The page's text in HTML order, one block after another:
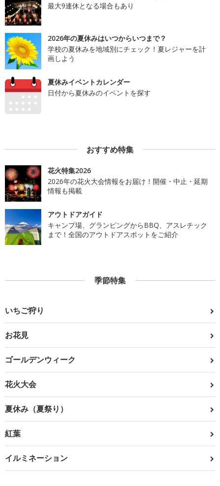
最大9連休となる場合もあり
2026年の夏休みはいつからいつまで？
学校の夏休みを地域別にチェック！夏レジャーを計
画しよう
夏休みイベントカレンダー
日付から夏休みのイベントを探す
おすすめ特集
花火特集2026
2026年の花火大会情報をお届け！開催・中止・延期
情報も掲載
アウトドアガイド
キャンプ場、グランピングからBBQ、アスレチック
まで！全国のアウトドアスポットをご紹介
季節特集
いちご狩り
お花見
ゴールデンウィーク
花火大会
夏休み（夏祭り）
紅葉
イルミネーション